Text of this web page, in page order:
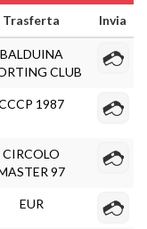
Trasferta Invia
BALDUINA
CLUB
1987
CIRCOLO
97
EUR